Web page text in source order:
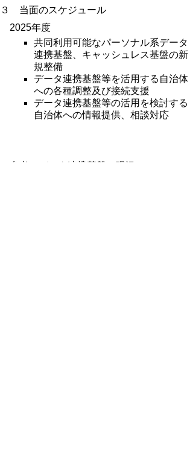
３ 当面のスケジュール
2025年度
共同利用可能なパーソナル系データ
連携基盤、キャッシュレス基盤の新
規整備
データ連携基盤等を活用する自治体
への各種調整及び接続支援
データ連携基盤等の活用を検討する
自治体への情報提供、相談対応
（参考）データ連携基盤の現況